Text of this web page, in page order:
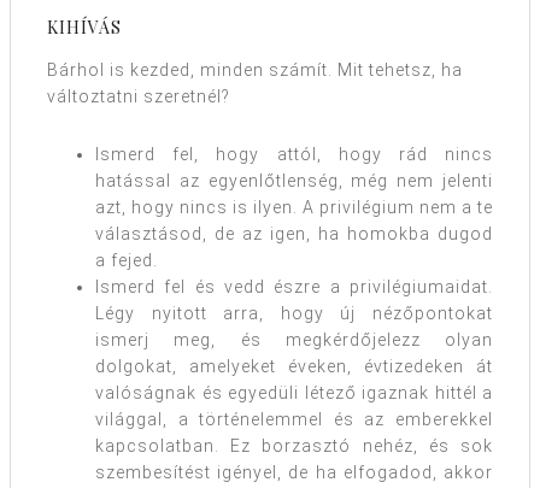
KIHÍVÁS
Bárhol is kezded, minden számít. Mit tehetsz, ha
változtatni szeretnél?
Ismerd fel, hogy attól, hogy rád nincs
hatással az egyenlőtlenség, még nem jelenti
azt, hogy nincs is ilyen. A privilégium nem a te
választásod, de az igen, ha homokba dugod
a fejed.
Ismerd fel és vedd észre a privilégiumaidat.
Légy nyitott arra, hogy új nézőpontokat
ismerj meg, és megkérdőjelezz olyan
dolgokat, amelyeket éveken, évtizedeken át
valóságnak és egyedüli létező igaznak hittél a
világgal, a történelemmel és az emberekkel
kapcsolatban. Ez borzasztó nehéz, és sok
szembesítést igényel, de ha elfogadod, akkor